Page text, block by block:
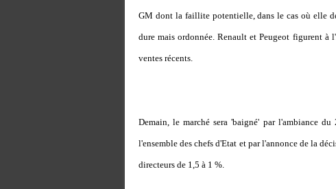
GM dont la faillite potentielle, dans le cas où elle
dure mais ordonnée. Renault et Peugeot figurent à
ventes récents.
Demain, le marché sera 'baigné' par l'ambiance
l'ensemble des chefs d'Etat et par l'annonce de la
directeurs de 1,5 à 1 %.